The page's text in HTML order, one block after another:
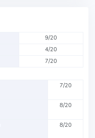
9/20
4/20
7/20
7/20
8/20
8/20